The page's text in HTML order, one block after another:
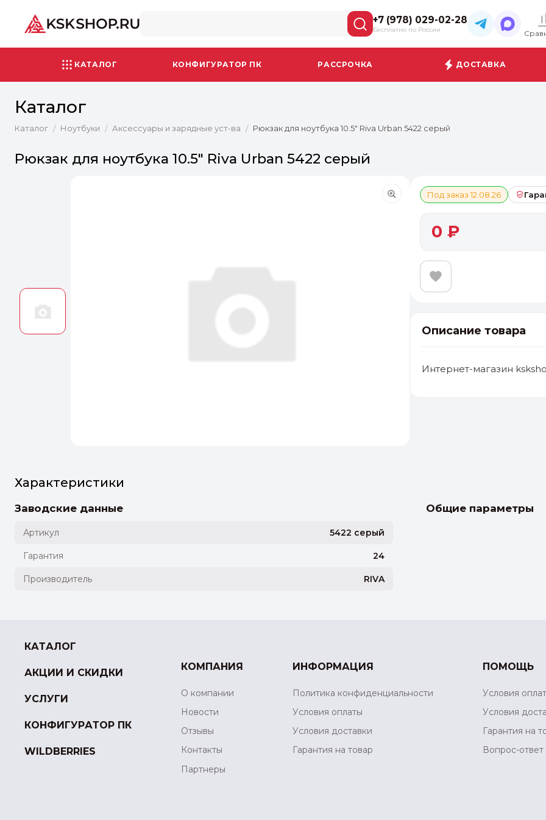
+7 (978) 029-02-28
Бесплатно по России
КАТАЛОГ КОНФИГУРАТОР ПК РАССРОЧКА ДОСТАВКА
Каталог
Каталог / Ноутбуки / Аксессуары и зарядные уст-ва / Рюкзак для ноутбука 10.5" Riva Urban 5422 серый
Рюкзак для ноутбука 10.5" Riva Urban 5422 серый
Под заказ 12.08.26
0 ₽
Описание товара
Интернет-магазин
Характеристики
Заводские данные
Артикул 5422 серый
Гарантия 24
Производитель RIVA
Общие параметры
КАТАЛОГ
АКЦИИ И СКИДКИ
УСЛУГИ
КОНФИГУРАТОР ПК
WILDBERRIES
КОМПАНИЯ
О компании
Новости
Отзывы
Контакты
Партнеры
ИНФОРМАЦИЯ
Политика конфиденциальности
Условия оплаты
Условия доставки
Гарантия на товар
ПОМОЩЬ
Условия
Условия
Гарантия на
Вопрос-ответ